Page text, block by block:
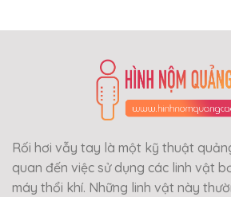
Rối hơi vẫy tay là một kỹ thuật
quan đến việc sử dụng các linh vật
máy thổi khí. Những linh vật này